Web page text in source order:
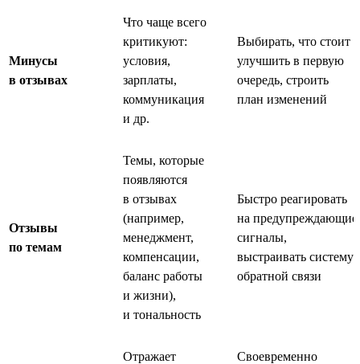
Минусы
в отзывах
Что чаще всего
критикуют:
условия,
зарплаты,
коммуникация
и др.
Выбирать, что стоит
улучшить в первую
очередь, строить
план изменений
Отзывы
по темам
Темы, которые
появляются
в отзывах
(например,
менеджмент,
компенсации,
баланс работы
и жизни),
и тональность
Быстро реагировать
на предупреждающие
сигналы,
выстраивать систему
обратной связи
Отражает
Своевременно